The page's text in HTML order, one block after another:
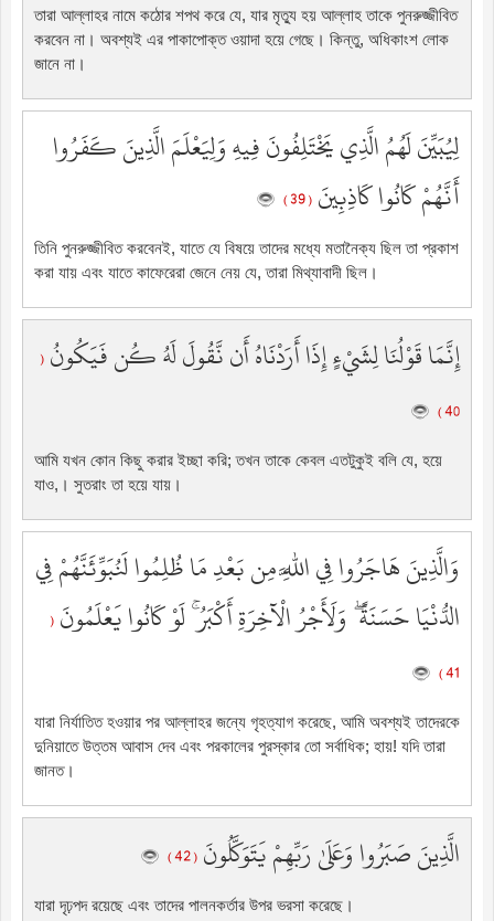
তারা আল্লাহর নামে কঠোর শপথ করে যে, যার মৃত্যু হয় আল্লাহ তাকে পুনরুজ্জীবিত
করবেন না। অবশ্যই এর পাকাপোক্ত ওয়াদা হয়ে গেছে। কিন্তু, অধিকাংশ লোক
জানে না।
لِيُبَيِّنَ لَهُمُ الَّذِي يَخْتَلِفُونَ فِيهِ وَلِيَعْلَمَ الَّذِينَ كَفَرُوا
أَنَّهُمْ كَانُوا كَاذِبِينَ ( 39 )
তিনি পুনরুজ্জীবিত করবেনই, যাতে যে বিষয়ে তাদের মধ্যে মতানৈক্য ছিল তা প্রকাশ
করা যায় এবং যাতে কাফেরেরা জেনে নেয় যে, তারা মিথ্যাবাদী ছিল।
إِنَّمَا قَوْلُنَا لِشَيْءٍ إِذَا أَرَدْنَاهُ أَن نَّقُولَ لَهُ كُن فَيَكُونُ (
40 )
আমি যখন কোন কিছু করার ইচ্ছা করি; তখন তাকে কেবল এতটুকুই বলি যে, হয়ে
যাও,। সুতরাং তা হয়ে যায়।
وَالَّذِينَ هَاجَرُوا فِي اللَّهِ مِن بَعْدِ مَا ظُلِمُوا لَنُبَوِّئَنَّهُمْ فِي
الدُّنْيَا حَسَنَةً ۖ وَلَأَجْرُ الْآخِرَةِ أَكْبَرُ ۚ لَوْ كَانُوا يَعْلَمُونَ (
41 )
যারা নির্যাতিত হওয়ার পর আল্লাহর জন্যে গৃহত্যাগ করেছে, আমি অবশ্যই তাদেরকে
দুনিয়াতে উত্তম আবাস দেব এবং পরকালের পুরস্কার তো সর্বাধিক; হায়! যদি তারা
জানত।
الَّذِينَ صَبَرُوا وَعَلَىٰ رَبِّهِمْ يَتَوَكَّلُونَ ( 42 )
যারা দৃঢ়পদ রয়েছে এবং তাদের পালনকর্তার উপর ভরসা করেছে।